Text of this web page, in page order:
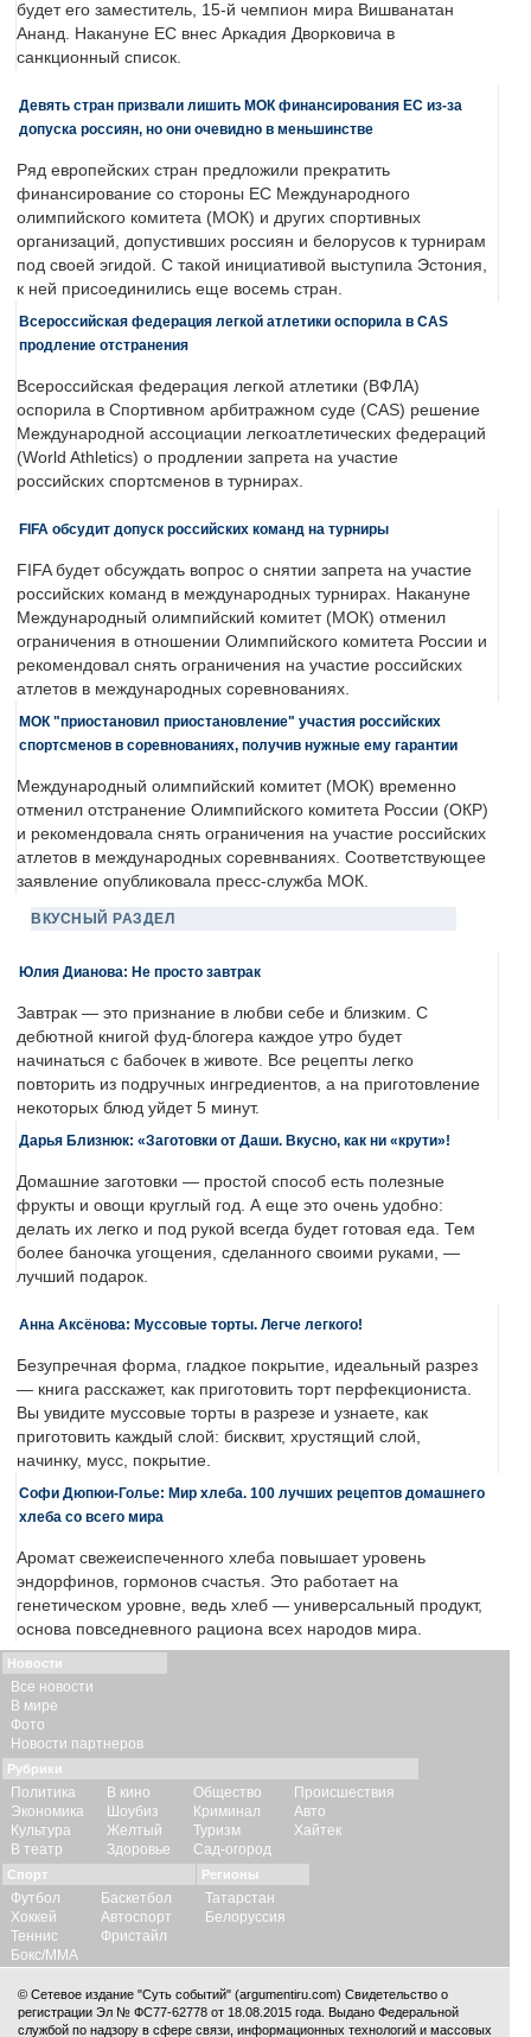
будет его заместитель, 15-й чемпион мира Вишванатан
Ананд. Накануне ЕС внес Аркадия Дворковича в
санкционный список.
Девять стран призвали лишить МОК финансирования ЕС из-за
допуска россиян, но они очевидно в меньшинстве
Ряд европейских стран предложили прекратить
финансирование со стороны ЕС Международного
олимпийского комитета (МОК) и других спортивных
организаций, допустивших россиян и белорусов к турнирам
под своей эгидой. С такой инициативой выступила Эстония,
к ней присоединились еще восемь стран.
Всероссийская федерация легкой атлетики оспорила в CAS
продление отстранения
Всероссийская федерация легкой атлетики (ВФЛА)
оспорила в Спортивном арбитражном суде (CAS) решение
Международной ассоциации легкоатлетических федераций
(World Athletics) о продлении запрета на участие
российских спортсменов в турнирах.
FIFA обсудит допуск российских команд на турниры
FIFA будет обсуждать вопрос о снятии запрета на участие
российских команд в международных турнирах. Накануне
Международный олимпийский комитет (МОК) отменил
ограничения в отношении Олимпийского комитета России и
рекомендовал снять ограничения на участие российских
атлетов в международных соревнованиях.
МОК "приостановил приостановление" участия российских
спортсменов в соревнованиях, получив нужные ему гарантии
Международный олимпийский комитет (МОК) временно
отменил отстранение Олимпийского комитета России (ОКР)
и рекомендовала снять ограничения на участие российских
атлетов в международных соревнваниях. Соответствующее
заявление опубликовала пресс-служба МОК.
ВКУСНЫЙ РАЗДЕЛ
Юлия Дианова: Не просто завтрак
Завтрак — это признание в любви себе и близким. С
дебютной книгой фуд-блогера каждое утро будет
начинаться с бабочек в животе. Все рецепты легко
повторить из подручных ингредиентов, а на приготовление
некоторых блюд уйдет 5 минут.
Дарья Близнюк: «Заготовки от Даши. Вкусно, как ни «крути»!
Домашние заготовки — простой способ есть полезные
фрукты и овощи круглый год. А еще это очень удобно:
делать их легко и под рукой всегда будет готовая еда. Тем
более баночка угощения, сделанного своими руками, —
лучший подарок.
Анна Аксёнова: Муссовые торты. Легче легкого!
Безупречная форма, гладкое покрытие, идеальный разрез
— книга расскажет, как приготовить торт перфекциониста.
Вы увидите муссовые торты в разрезе и узнаете, как
приготовить каждый слой: бисквит, хрустящий слой,
начинку, мусс, покрытие.
Софи Дюпюи-Голье: Мир хлеба. 100 лучших рецептов домашнего
хлеба со всего мира
Аромат свежеиспеченного хлеба повышает уровень
эндорфинов, гормонов счастья. Это работает на
генетическом уровне, ведь хлеб — универсальный продукт,
основа повседневного рациона всех народов мира.
Новости
Все новости
В мире
Фото
Новости партнеров
Рубрики
Политика
Экономика
Культура
В театр
В кино
Шоубиз
Желтый
Здоровье
Общество
Криминал
Туризм
Сад-огород
Происшествия
Авто
Хайтек
Спорт
Футбол
Хоккей
Теннис
Бокс/ММА
Баскетбол
Автоспорт
Фристайл
Регионы
Татарстан
Белоруссия
© Сетевое издание "Суть событий" (argumentiru.com) Свидетельство о
регистрации Эл № ФС77-62778 от 18.08.2015 года. Выдано Федеральной
службой по надзору в сфере связи, информационных технологий и массовых